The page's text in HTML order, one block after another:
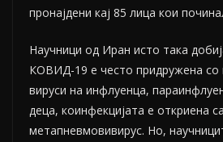
пронајдени кај 85 лица кои
Научници од Иран исто така
КОВИД-19 е често придружена со
вируси на инфлуенца,
деца, коинфекцијата е откриена
метапневмовивирус. Но,